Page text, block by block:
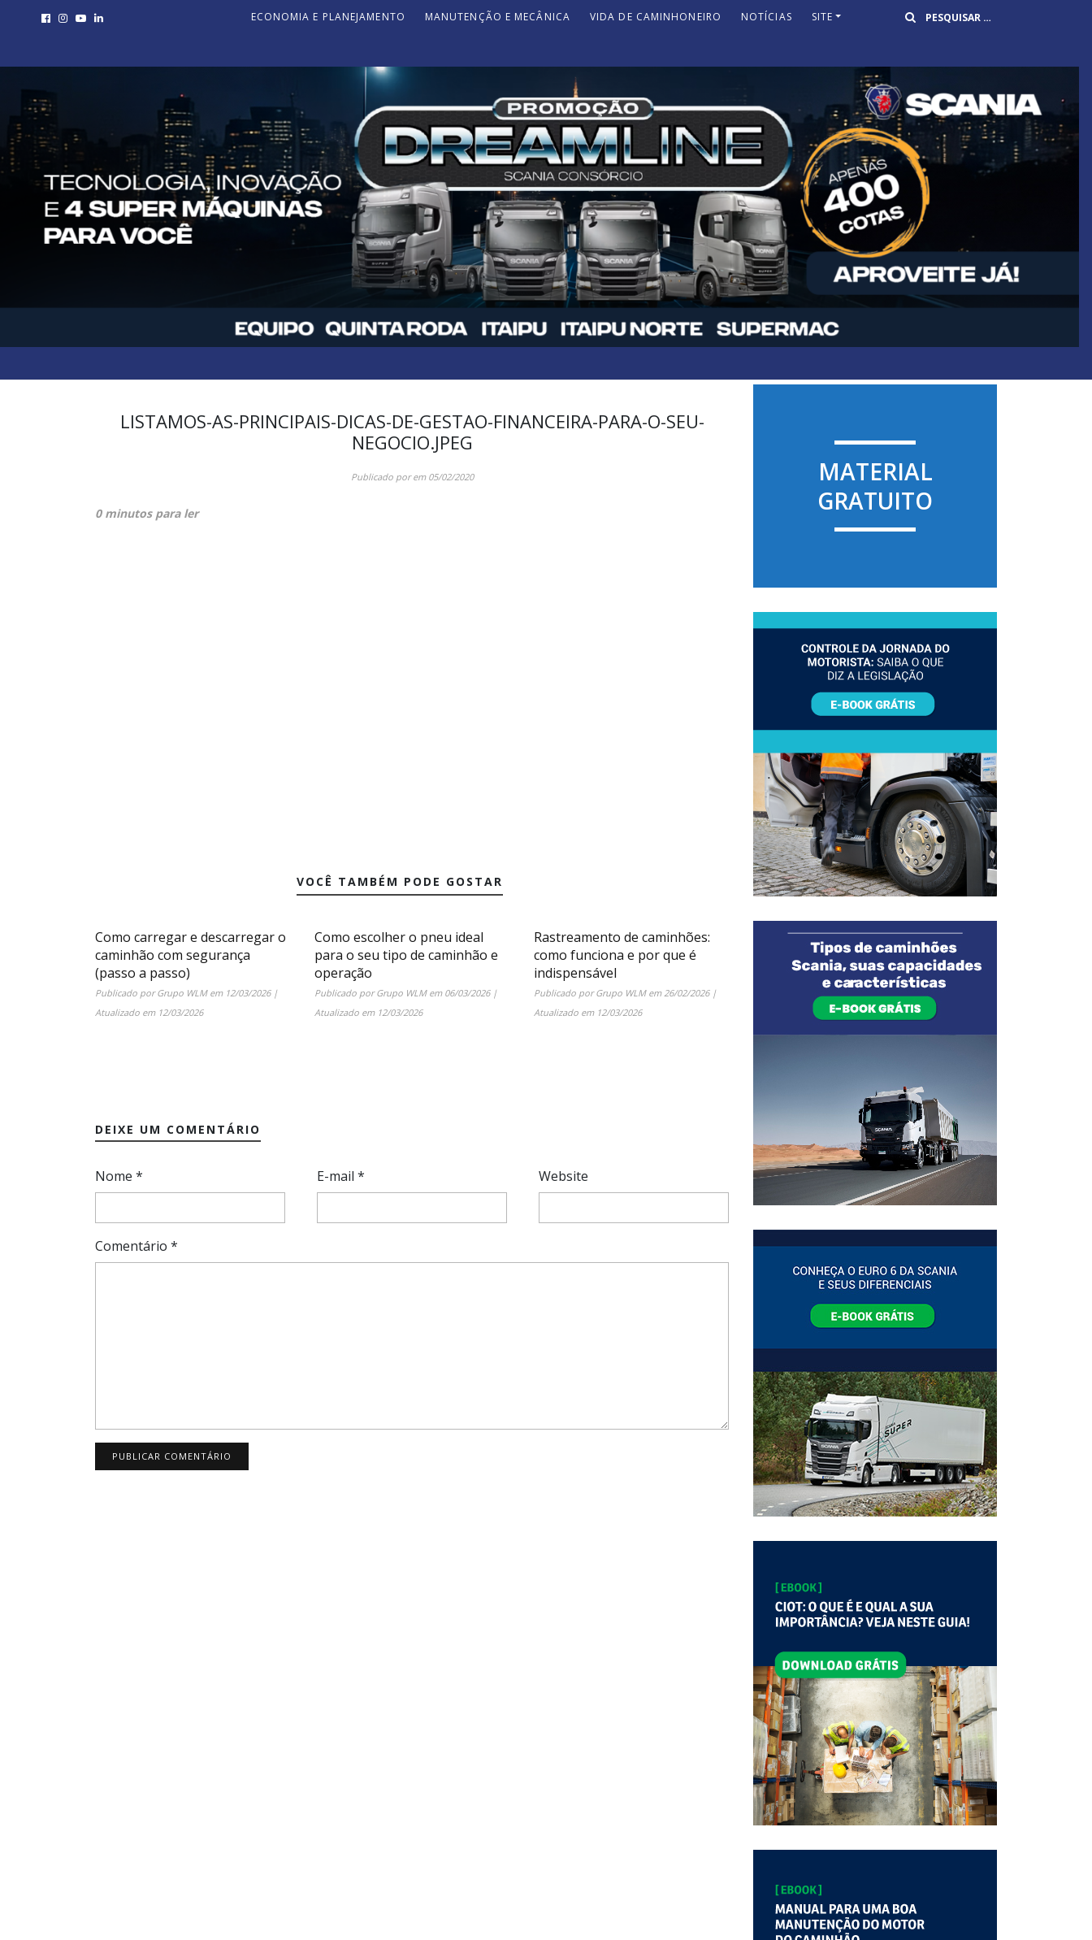
ECONOMIA E PLANEJAMENTO MANUTENÇÃO E MECÂNICA VIDA DE CAMINHONEIRO NOTÍCIAS SITE Buscar
LISTAMOS-AS-PRINCIPAIS-DICAS-DE-GESTAO-FINANCEIRA-PARA-O-SEU-
NEGOCIO.JPEG
Publicado porem 05/02/2020
0 minutos para ler
VOCÊ TAMBÉM PODE GOSTAR
Como carregar e descarregar o
caminhão com segurança
(passo a passo)
Publicado porGrupo WLMem 12/03/2026|
Atualizado em 12/03/2026
Como escolher o pneu ideal
para o seu tipo de caminhão e
operação
Publicado porGrupo WLMem 06/03/2026|
Atualizado em 12/03/2026
Rastreamento de caminhões:
como funciona e por que é
indispensável
Publicado porGrupo WLMem 26/02/2026|
Atualizado em 12/03/2026
DEIXE UM COMENTÁRIO
Nome * E-mail * Website
Comentário *
MATERIAL
GRATUITO